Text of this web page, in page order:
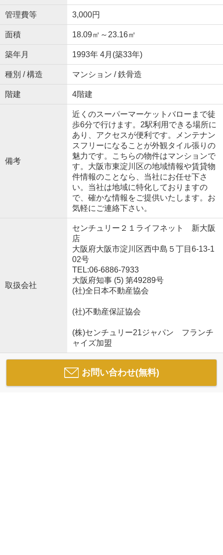
管理費等 3,000円
面積 18.09㎡～23.16㎡
築年月 1993年 4月(築33年)
種別 / 構造 マンション / 鉄骨造
階建 4階建
備考
近くのスーパーマーケットバローまで徒
歩6分で行けます。2駅利用できる場所に
あり、アクセスが便利です。メンテナン
スフリーになることが外観タイル張りの
魅力です。こちらの物件はマンションで
す。大阪市東淀川区の地域情報や賃貸物
件情報のことなら、当社にお任せ下さ
い。当社は地域に特化しておりますの
で、確かな情報をご提供いたします。お
気軽にご連絡下さい。
取扱会社
センチュリー２１ライフネット 新大阪
店
大阪府大阪市淀川区西中島５丁目6-13-1
02号
TEL:06-6886-7933
大阪府知事 (5) 第49289号
(社)全日本不動産協会
(社)不動産保証協会
(株)センチュリー21ジャパン フランチ
ャイズ加盟
お問い合わせ(無料)